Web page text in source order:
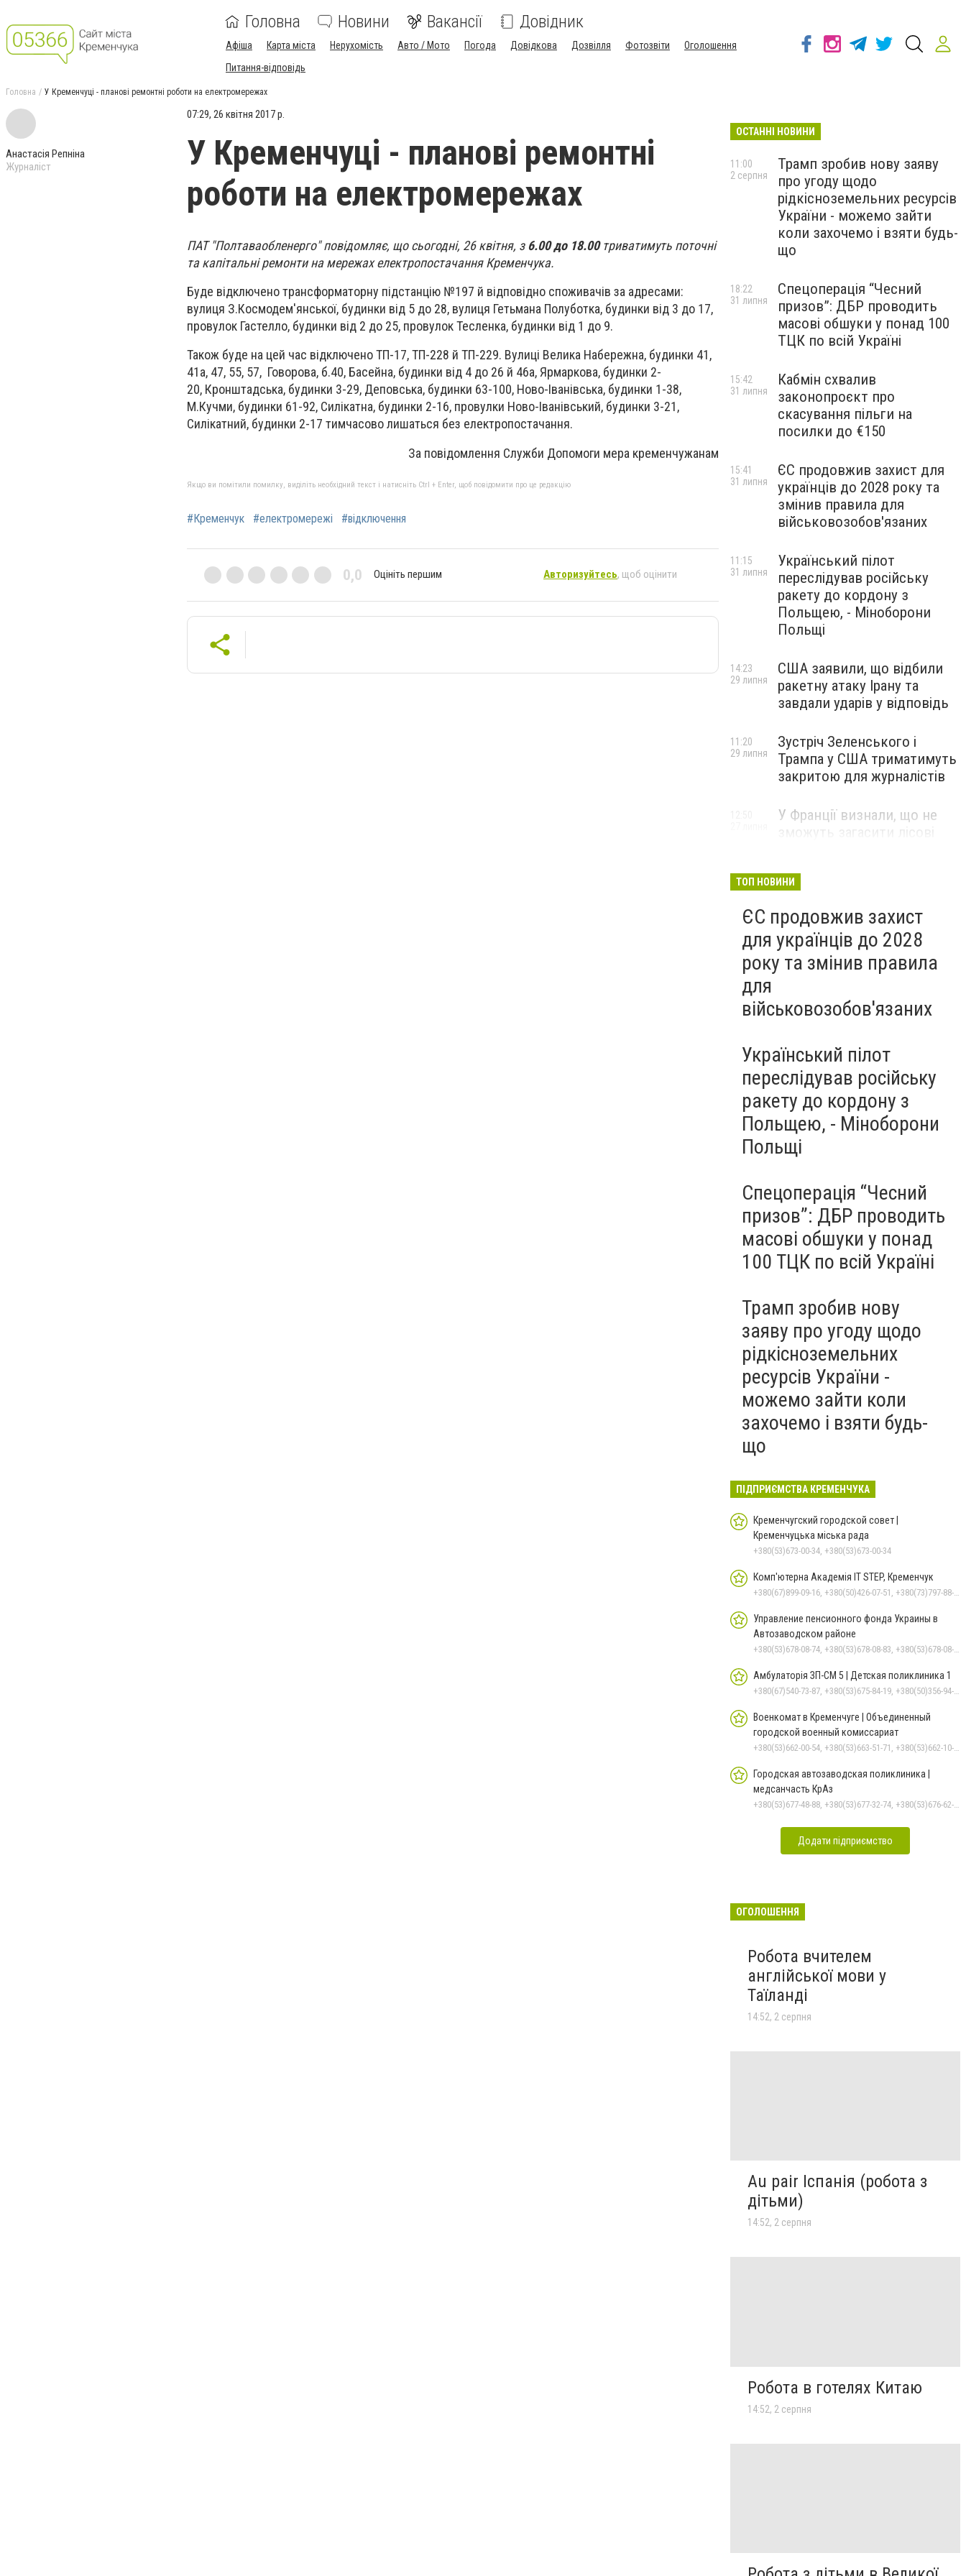
Головна Новини Вакансії Довідник
Афіша Карта міста Нерухомість Авто / Мото Погода Довідкова Дозвілля Фотозвіти
Оголошення
Питання-відповідь
Головна У Кременчуці - планові ремонтні роботи на електромережах
Анастасія Репніна
Журналіст
07:29, 26 квітня 2017 р.
У Кременчуці - планові ремонтні
роботи на електромережах
ПАТ "Полтаваобленерго" повідомляє, що сьогодні, 26 квітня, з 6.00 до 18.00триватимуть поточні
та капітальні ремонти на мережах електропостачання Кременчука.
Буде відключено трансформаторну підстанцію №197 й відповідно споживачів за адресами:
вулиця З.Космодем'янської, будинки від 5 до 28, вулиця Гетьмана Полуботка, будинки від 3 до 17,
провулок Гастелло, будинки від 2 до 25, провулок Тесленка, будинки від 1 до 9.
Також буде на цей час відключено ТП-17, ТП-228 й ТП-229. Вулиці Велика Набережна, будинки 41,
41а, 47, 55, 57, Говорова, б.40, Басейна, будинки від 4 до 26 й 46а, Ярмаркова, будинки 2-
20, Кронштадська, будинки 3-29, Деповська, будинки 63-100, Ново-Іванівська, будинки 1-38,
М.Кучми, будинки 61-92, Силікатна, будинки 2-16, провулки Ново-Іванівський, будинки 3-21,
Силікатний, будинки 2-17 тимчасово лишаться без електропостачання.
За повідомлення Служби Допомоги мера кременчужанам
Якщо ви помітили помилку, виділіть необхідний текст і натисніть Ctrl + Enter, щоб повідомити про це редакцію
#Кременчук #електромережі #відключення
0,0 Оцініть першим Авторизуйтесь, щоб оцінити
ОСТАННІ НОВИНИ
Трамп зробив нову заяву
про угоду щодо
рідкісноземельних ресурсів
України - можемо зайти
коли захочемо і взяти будь-
що
11:00
2 серпня
Спецоперація “Чесний
призов”: ДБР проводить
масові обшуки у понад 100
ТЦК по всій Україні
18:22
31 липня
Кабмін схвалив
законопроєкт про
скасування пільги на
посилки до €150
15:42
31 липня
ЄС продовжив захист для
українців до 2028 року та
змінив правила для
військовозобов'язаних
15:41
31 липня
Український пілот
переслідував російську
ракету до кордону з
Польщею, - Міноборони
Польщі
11:15
31 липня
США заявили, що відбили
ракетну атаку Ірану та
завдали ударів у відповідь
14:23
29 липня
Зустріч Зеленського і
Трампа у США триматимуть
закритою для журналістів
11:20
29 липня
У Франції визнали, що не
ТОП НОВИНИ
ЄС продовжив захист
для українців до 2028
року та змінив правила
для
військовозобов'язаних
Український пілот
переслідував російську
ракету до кордону з
Польщею, - Міноборони
Польщі
Спецоперація “Чесний
призов”: ДБР проводить
масові обшуки у понад
100 ТЦК по всій Україні
Трамп зробив нову
заяву про угоду щодо
рідкісноземельних
ресурсів України -
можемо зайти коли
захочемо і взяти будь-
що
ПІДПРИЄМСТВА КРЕМЕНЧУКА
Кременчугский городской совет |
Кременчуцька міська рада
+380(53)673-00-34, +380(53)673-00-34
Комп'ютерна Академія IT STEP, Кременчук
+380(67)899-09-16, +380(50)426-07-51, +380(73)797-88-17
Управление пенсионного фонда Украины в
Автозаводском районе
+380(53)678-08-74, +380(53)678-08-83, +380(53)678-08-41, +380(53)678-08-86, +380(53)678-09-05
Амбулаторія ЗП-СМ 5 | Детская поликлиника 1
+380(67)540-73-87, +380(53)675-84-19, +380(50)356-94-69
Военкомат в Кременчуге | Объединенный
городской военный комиссариат
+380(53)662-00-54, +380(53)663-51-71, +380(53)662-10-35
Городская автозаводская поликлиника |
медсанчасть КрАз
+380(53)677-48-88, +380(53)677-32-74, +380(53)676-62-99, +380536766187
Додати підприємство
ОГОЛОШЕННЯ
Робота вчителем
англійської мови у
Таїланді
14:52, 2 серпня
Au pair Іспанія (робота з
дітьми)
14:52, 2 серпня
Робота в готелях Китаю
14:52, 2 серпня